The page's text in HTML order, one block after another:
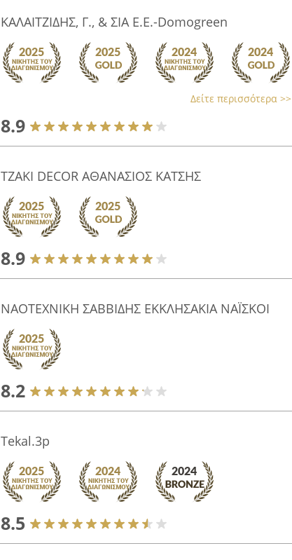
ΚΑΛΑΙΤΖΙΔΗΣ, Γ., & ΣΙΑ Ε.Ε.-Domogreen
Δείτε περισσότερα >>
8.9
TZAKI DECOR ΑΘΑΝΑΣΙΟΣ ΚΑΤΣΗΣ
8.9
ΝΑΟΤΕΧΝΙΚΗ ΣΑΒΒΙΔΗΣ ΕΚΚΛΗΣΑΚΙΑ ΝΑΪΣΚΟΙ
8.2
Tekal.3p
8.5